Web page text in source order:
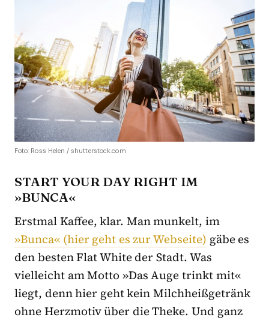
Foto: Ross Helen / shutterstock.com
START YOUR DAY RIGHT IM
»BUNCA«
Erstmal Kaffee, klar. Man munkelt, im
»Bunca« (hier geht es zur Webseite) gäbe es
den besten Flat White der Stadt. Was
vielleicht am Motto »Das Auge trinkt mit«
liegt, denn hier geht kein Milchheißgetränk
ohne Herzmotiv über die Theke. Und ganz